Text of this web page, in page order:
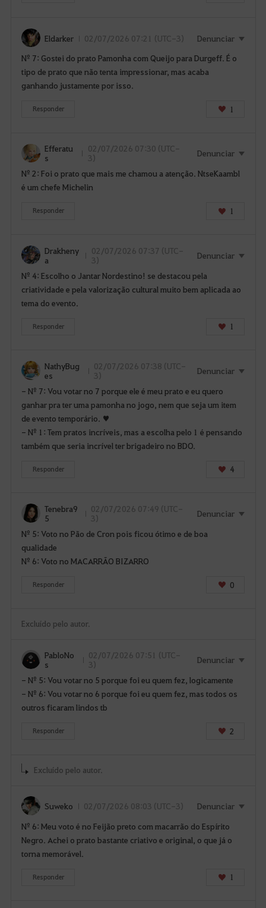
e
o
g
i
Eldarker 02/07/2026 07:21 (UTC-3)
Denunciar
Nº 7: Gostei do prato Pamonha com Queijo para Durgeff. É o
tipo de prato que não tenta impressionar, mas acaba
ganhando justamente por isso.
Responder 1
Efferatu
s
02/07/2026 07:30 (UTC-
3)
Denunciar
Nº 2: Foi o prato que mais me chamou a atenção. NtseKaambl
é um chefe Michelin
Responder 1
Drakheny
a
02/07/2026 07:37 (UTC-
3)
Denunciar
Nº 4: Escolho o Jantar Nordestino! se destacou pela
criatividade e pela valorização cultural muito bem aplicada ao
tema do evento.
Responder 1
NathyBug
es
02/07/2026 07:38 (UTC-
3)
Denunciar
- Nº 7: Vou votar no 7 porque ele é meu prato e eu quero
ganhar pra ter uma pamonha no jogo, nem que seja um item
de evento temporário. ♥
- Nº 1: Tem pratos incríveis, mas a escolha pelo 1 é pensando
também que seria incrível ter brigadeiro no BDO.
Responder 4
Tenebra9
5
02/07/2026 07:49 (UTC-
3)
Denunciar
Nº 5: Voto no Pão de Cron pois ficou ótimo e de boa
qualidade
Nº 6: Voto no MACARRÃO BIZARRO
Responder 0
Excluído pelo autor.
PabloNo
s
02/07/2026 07:51 (UTC-
3)
Denunciar
- Nº 5: Vou votar no 5 porque foi eu quem fez, logicamente
- Nº 6: Vou votar no 6 porque foi eu quem fez, mas todos os
outros ficaram lindos tb
Responder 2
Excluído pelo autor.
Suweko 02/07/2026 08:03 (UTC-3)
Denunciar
Nº 6: Meu voto é no Feijão preto com macarrão do Espírito
Negro. Achei o prato bastante criativo e original, o que já o
torna memorável.
Responder 1